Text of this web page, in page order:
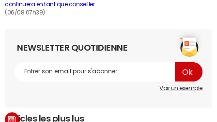
continuera en tant que conseiller
(06/08 07h39)
NEWSLETTER QUOTIDIENNE
Voir un exemple
Articles les plus lus